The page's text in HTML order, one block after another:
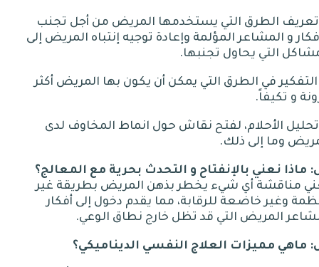
تعريف الطرق التي يستخدمها المريض من أجل تجنب
و المشاعر المؤلمة وإعادة توجيه إنتباه المريض إلى
التي يحاول تجنبها.
التفكير في الطرق التي يمكن أن يكون بها المريض أكثر
و تكيفاً.
تحليل الأحلام، لفتح نقاش حول انماط المخاوف لدى
وما إلى ذلك.
: ماذا نعني بالإنفتاح و التحدث بحرية مع المعالج؟
مناقشة أي شيء يخطر بذهن المريض بطريقة غير
وغير خاضعة للرقابة، مما يقدم دخول إلى أفكار
المريض التي قد تظل خارج نطاق الوعي.
: ماهي مميزات العلاج النفسي الديناميكي؟